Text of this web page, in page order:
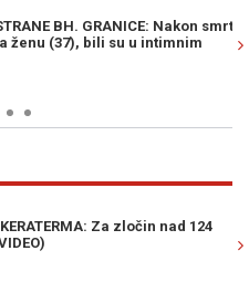
BH. GRANICE: Nakon smrti
(37), bili su u intimnim
Za zločin nad 124